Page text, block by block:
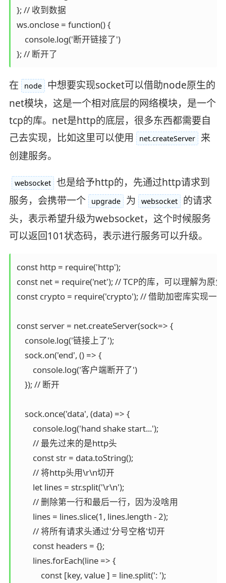
}; // 收到数据
ws.onclose = function() {
console.log('断开链接了')
}; // 断开了
在 node
中想要实现socket可以借助node原生的
net模块，这是一个相对底层的网络模块，是一个
tcp的库。net是http的底层，很多东西都需要自
己去实现，比如这里可以使用
net.createServer 来
创建服务。
websocket 也是给予http的，先通过http请求到
服务，会携带一个
upgrade 为 websocket
的请求
头，表示希望升级为websocket，这个时候服务
可以返回101状态码，表示进行服务可以升级。
const http = require('http');
const net = require('net'); // TCP的库，可以理解为原
const crypto = require('crypto'); // 借助加密库实现一
const server = net.createServer(sock=> {
console.log('链接上了');
sock.on('end', () => {
console.log('客户端断开了')
}); // 断开
sock.once('data', (data) => {
console.log('hand shake start...');
// 最先过来的是http头
const str = data.toString();
// 将http头用\r\n切开
let lines = str.split('\r\n');
// 删除第一行和最后一行，因为没啥用
lines = lines.slice(1, lines.length - 2);
// 将所有请求头通过'分号空格'切开
const headers = {};
lines.forEach(line => {
const [key, value ] = line.split(': ');